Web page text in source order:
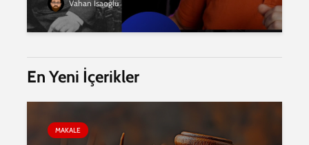
Vahan İsaoğlu
En Yeni İçerikler
MAKALE